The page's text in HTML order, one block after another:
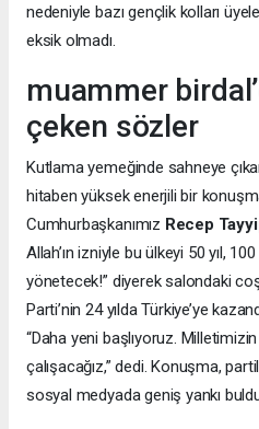
nedeniyle bazı gençlik kolları
eksik olmadı.
muammer
çeken sözler
Kutlama yemeğinde sahneye
hitaben yüksek enerjili bir
Cumhurbaşkanımız Recep
Allah’ın izniyle bu ülkeyi 50 yıl,
yönetecek!” diyerek salondaki
Parti’nin 24 yılda Türkiye’ye
“Daha yeni başlıyoruz.
çalışacağız,” dedi. Konuşma,
sosyal medyada geniş yankı